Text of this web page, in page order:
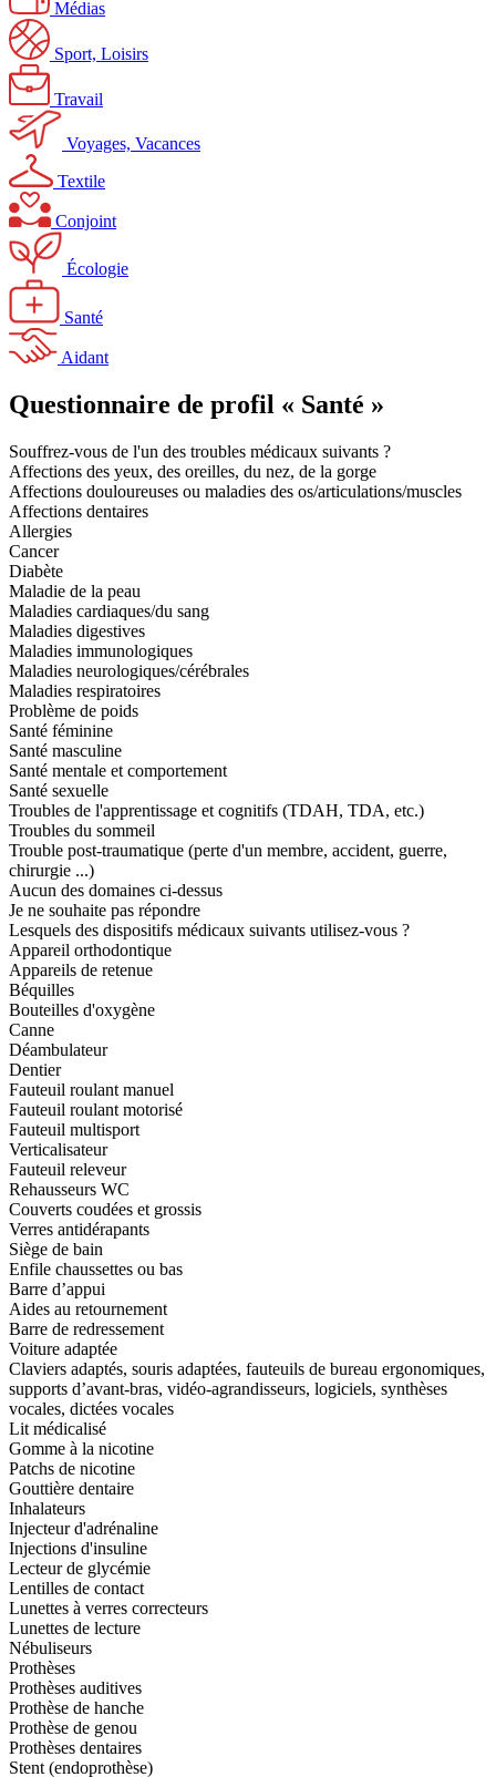
Médias
Sport, Loisirs
Travail
Voyages, Vacances
Textile
Conjoint
Écologie
Santé
Aidant
Questionnaire de profil « Santé »
Souffrez-vous de l'un des troubles médicaux suivants ?
Affections des yeux, des oreilles, du nez, de la gorge
Affections douloureuses ou maladies des os/articulations/muscles
Affections dentaires
Allergies
Cancer
Diabète
Maladie de la peau
Maladies cardiaques/du sang
Maladies digestives
Maladies immunologiques
Maladies neurologiques/cérébrales
Maladies respiratoires
Problème de poids
Santé féminine
Santé masculine
Santé mentale et comportement
Santé sexuelle
Troubles de l'apprentissage et cognitifs (TDAH, TDA, etc.)
Troubles du sommeil
Trouble post-traumatique (perte d'un membre, accident, guerre,
chirurgie ...)
Aucun des domaines ci-dessus
Je ne souhaite pas répondre
Lesquels des dispositifs médicaux suivants utilisez-vous ?
Appareil orthodontique
Appareils de retenue
Béquilles
Bouteilles d'oxygène
Canne
Déambulateur
Dentier
Fauteuil roulant manuel
Fauteuil roulant motorisé
Fauteuil multisport
Verticalisateur
Fauteuil releveur
Rehausseurs WC
Couverts coudées et grossis
Verres antidérapants
Siège de bain
Enfile chaussettes ou bas
Barre d’appui
Aides au retournement
Barre de redressement
Voiture adaptée
Claviers adaptés, souris adaptées, fauteuils de bureau ergonomiques,
supports d’avant-bras, vidéo-agrandisseurs, logiciels, synthèses
vocales, dictées vocales
Lit médicalisé
Gomme à la nicotine
Patchs de nicotine
Gouttière dentaire
Inhalateurs
Injecteur d'adrénaline
Injections d'insuline
Lecteur de glycémie
Lentilles de contact
Lunettes à verres correcteurs
Lunettes de lecture
Nébuliseurs
Prothèses
Prothèses auditives
Prothèse de hanche
Prothèse de genou
Prothèses dentaires
Stent (endoprothèse)